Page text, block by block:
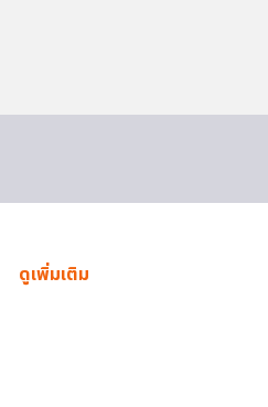
ดูเพิ่มเติม